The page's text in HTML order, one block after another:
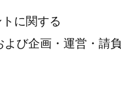
に関する
運営・請負